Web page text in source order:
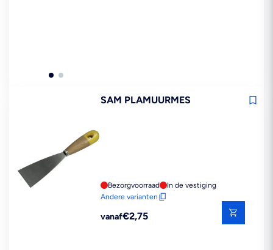
SAM PLAMUURMES
Bezorgvoorraad
In de vestiging
Andere varianten
Reguliere
vanaf€2,75